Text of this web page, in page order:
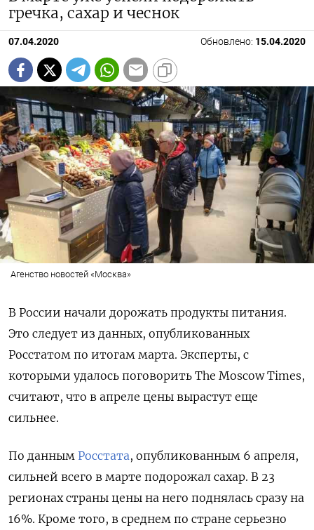
гречка, сахар и чеснок
07.04.2020 Обновлено: 15.04.2020
Агенство новостей «Москва»
В России начали дорожать продукты питания.
Это следует из данных, опубликованных
Росстатом по итогам марта. Эксперты, с
которыми удалось поговорить The Moscow Times,
считают, что в апреле цены вырастут еще
сильнее.
По данным Росстата, опубликованным 6 апреля,
сильней всего в марте подорожал сахар. В 23
регионах страны цены на него поднялась сразу на
16%. Кроме того, в среднем по стране серьезно